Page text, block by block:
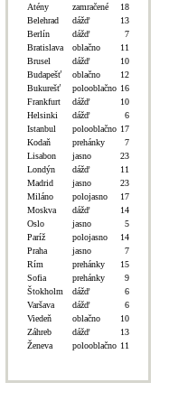
Atény
zamračené
18
Belehrad
dážď
13
Berlín
dážď
7
Bratislava
oblačno
11
Brusel
dážď
10
Budapešť
oblačno
12
Bukurešť
polooblačno 16
Frankfurt
dážď
10
Helsinki
dážď
6
Istanbul
polooblačno 17
Kodaň
prehánky
7
Lisabon
jasno
23
Londýn
dážď
11
Madrid
jasno
23
Miláno
polojasno
17
Moskva
dážď
14
Oslo
jasno
5
Paríž
polojasno
14
Praha
jasno
7
Rím
prehánky
15
Sofia
prehánky
9
Štokholm
dážď
6
Varšava
dážď
6
Viedeň
oblačno
10
Záhreb
dážď
13
Ženeva
polooblačno 11